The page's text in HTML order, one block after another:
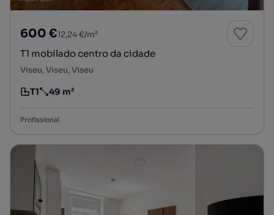
600 €12,24 €/m²
T1 mobilado centro da cidade
Viseu, Viseu, Viseu
Tipologia
T1
Preço por metro quadrado
49 m²
Profissional